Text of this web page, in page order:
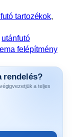
tartozékok
utánfutó
felépítmény
rendelés?
a teljes